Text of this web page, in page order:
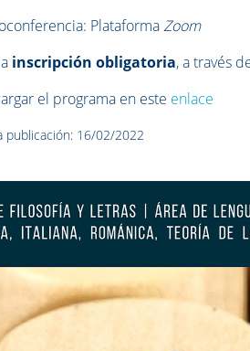
PlataformaZoom
inscripción obligatoria, a través
el programa en este enlace
publicación: 16/02/2022